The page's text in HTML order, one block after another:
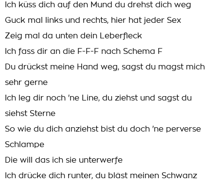
Ich küss dich auf den Mund du drehst dich weg
Guck mal links und rechts, hier hat jeder Sex
Zeig mal da unten dein Leberfleck
Ich fass dir an die F-F-F nach Schema F
Du drückst meine Hand weg, sagst du magst mich
sehr gerne
Ich leg dir noch 'ne Line, du ziehst und sagst du
siehst Sterne
So wie du dich anziehst bist du doch 'ne perverse
Schlampe
Die will das ich sie unterwerfe
Ich drücke dich runter, du bläst meinen Schwanz